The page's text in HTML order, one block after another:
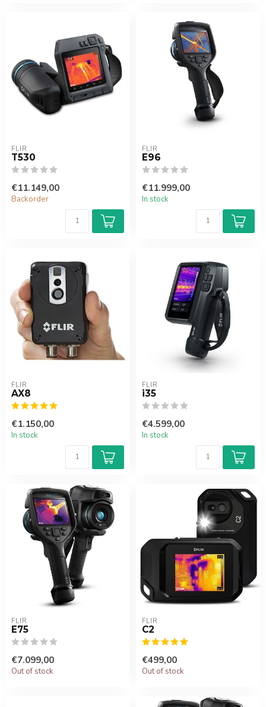
FLIR
T530
€11.149,00
Backorder
FLIR
E96
€11.999,00
In stock
FLIR
AX8
€1.150,00
In stock
FLIR
i35
€4.599,00
In stock
FLIR
E75
€7.099,00
Out of stock
FLIR
C2
€499,00
Out of stock